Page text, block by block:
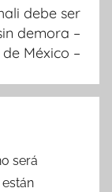
debe ser
demora –
México –
será